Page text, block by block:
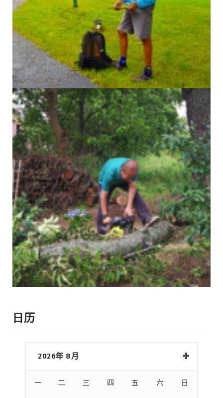
日历
2026年 8月
一 二 三 四 五 六 日